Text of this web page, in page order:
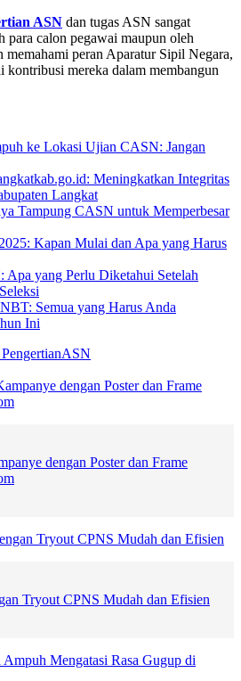
ASN dan tugas ASN sangat
para calon pegawai maupun oleh
memahami peran Aparatur Sipil Negara,
kontribusi mereka dalam membangun
ke Lokasi Ujian CASN: Jangan
Meningkatkan Integritas
Langkat
Tampung CASN untuk Memperbesar
Kapan Mulai dan Apa yang Harus
Apa yang Perlu Diketahui Setelah
Semua yang Harus Anda
Ini
PengertianASN
dengan Poster dan Frame
Tryout CPNS Mudah dan Efisien